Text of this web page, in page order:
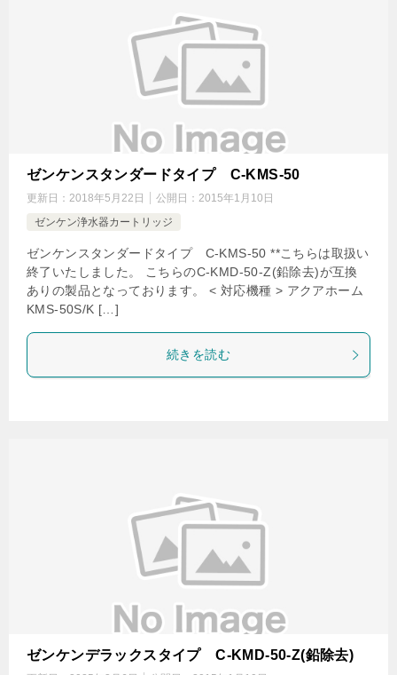
ゼンケンスタンダードタイプ C-KMS-50
更新日： 2018年5月22日 公開日： 2015年1月10日
ゼンケン浄水器カートリッジ
ゼンケンスタンダードタイプ C-KMS-50 **こちらは取扱い
終了いたしました。 こちらのC-KMD-50-Z(鉛除去)が互換
ありの製品となっております。 < 対応機種 > アクアホーム
KMS-50S/K […]
続きを読む
ゼンケンデラックスタイプ C-KMD-50-Z(鉛除去)